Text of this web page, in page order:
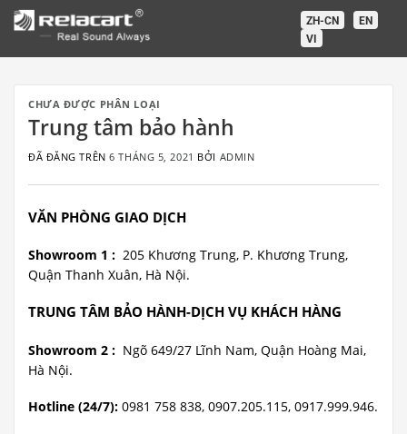
Chuyển
đến
nội
ZH-CN
EN
VI
CHƯA ĐƯỢC PHÂN LOẠI
Trung tâm bảo hành
ĐÃ ĐĂNG TRÊN6 THÁNG 5, 2021 BỞI ADMIN
VĂN PHÒNG GIAO DỊCH
Showroom 1 : 205 Khương Trung, P. Khương Trung,
Quận Thanh Xuân, Hà Nội.
TRUNG TÂM BẢO HÀNH-DỊCH VỤ KHÁCH HÀNG
Showroom 2 : Ngõ 649/27 Lĩnh Nam, Quận Hoàng Mai,
Hà Nội.
Hotline (24/7): 0981 758 838, 0907.205.115, 0917.999.946.